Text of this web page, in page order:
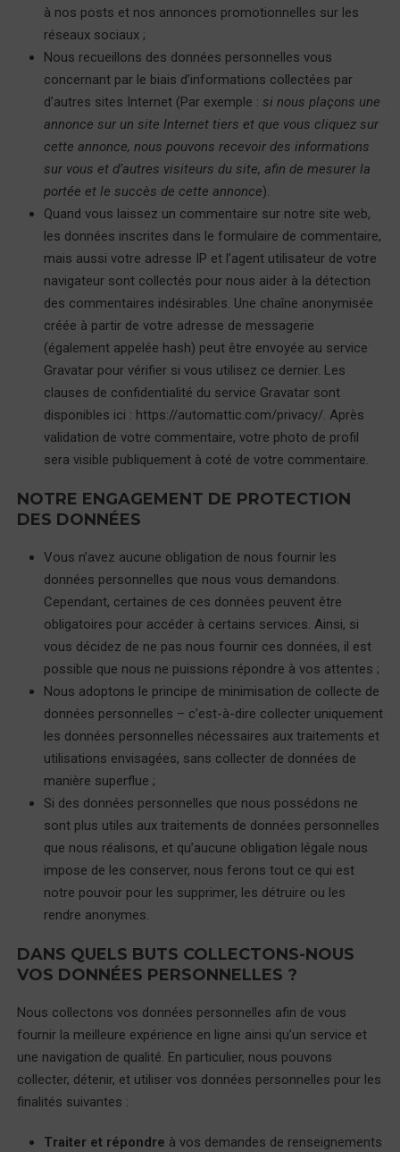
à nos posts et nos annonces promotionnelles sur les
réseaux sociaux ;
Nous recueillons des données personnelles vous
concernant par le biais d’informations collectées par
d’autres sites Internet (Par exemple : si nous plaçons une
annonce sur un site Internet tiers et que vous cliquez sur
cette annonce, nous pouvons recevoir des informations
sur vous et d’autres visiteurs du site, afin de mesurer la
portée et le succès de cette annonce).
Quand vous laissez un commentaire sur notre site web,
les données inscrites dans le formulaire de commentaire,
mais aussi votre adresse IP et l’agent utilisateur de votre
navigateur sont collectés pour nous aider à la détection
des commentaires indésirables. Une chaîne anonymisée
créée à partir de votre adresse de messagerie
(également appelée hash) peut être envoyée au service
Gravatar pour vérifier si vous utilisez ce dernier. Les
clauses de confidentialité du service Gravatar sont
disponibles ici : https://automattic.com/privacy/. Après
validation de votre commentaire, votre photo de profil
sera visible publiquement à coté de votre commentaire.
NOTRE ENGAGEMENT DE PROTECTION
DES DONNÉES
Vous n’avez aucune obligation de nous fournir les
données personnelles que nous vous demandons.
Cependant, certaines de ces données peuvent être
obligatoires pour accéder à certains services. Ainsi, si
vous décidez de ne pas nous fournir ces données, il est
possible que nous ne puissions répondre à vos attentes ;
Nous adoptons le principe de minimisation de collecte de
données personnelles – c’est-à-dire collecter uniquement
les données personnelles nécessaires aux traitements et
utilisations envisagées, sans collecter de données de
manière superflue ;
Si des données personnelles que nous possédons ne
sont plus utiles aux traitements de données personnelles
que nous réalisons, et qu’aucune obligation légale nous
impose de les conserver, nous ferons tout ce qui est
notre pouvoir pour les supprimer, les détruire ou les
rendre anonymes.
DANS QUELS BUTS COLLECTONS-NOUS
VOS DONNÉES PERSONNELLES ?
Nous collectons vos données personnelles afin de vous
fournir la meilleure expérience en ligne ainsi qu’un service et
une navigation de qualité. En particulier, nous pouvons
collecter, détenir, et utiliser vos données personnelles pour les
finalités suivantes :
Traiter et répondre à vos demandes de renseignements